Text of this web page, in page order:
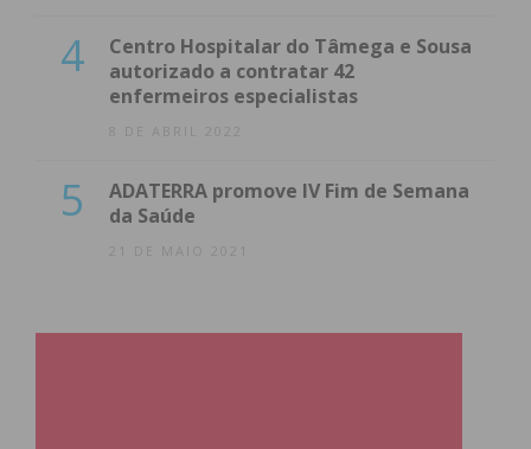
4
Centro Hospitalar do Tâmega e Sousa
autorizado a contratar 42
enfermeiros especialistas
8 DE ABRIL 2022
5
ADATERRA promove IV Fim de Semana
da Saúde
21 DE MAIO 2021